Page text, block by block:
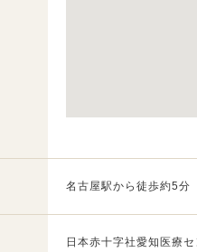
名古屋駅から徒歩約5分
日本赤十字社愛知医療